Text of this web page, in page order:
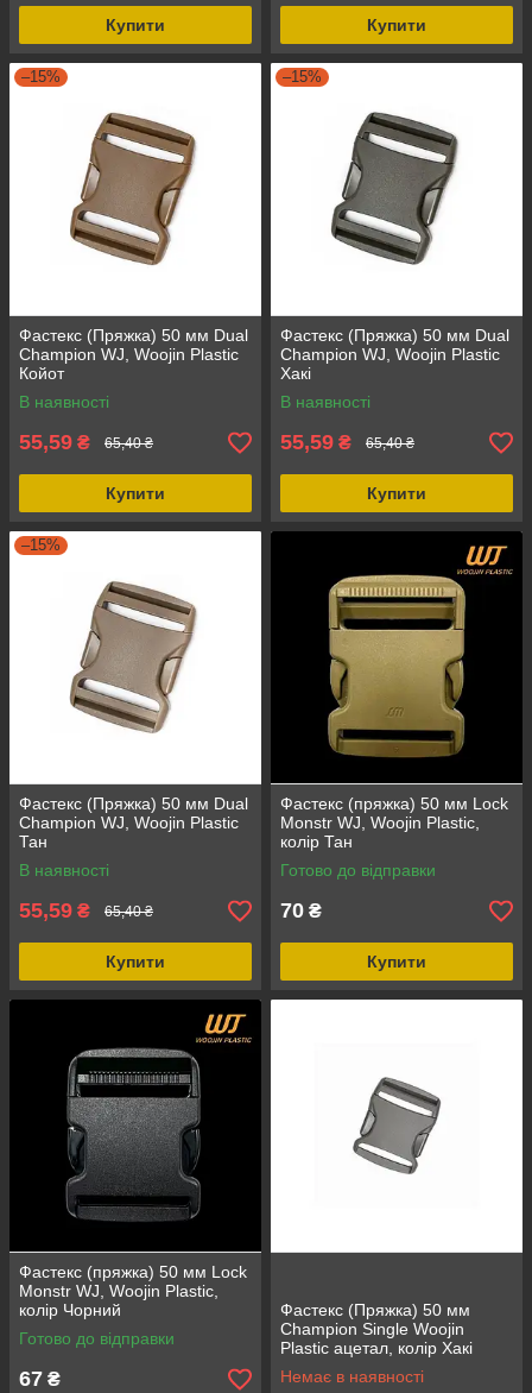
Купити Купити
–15%
Фастекс (Пряжка) 50 мм Dual
Champion WJ, Woojin Plastic
Койот
В наявності
55,59 ₴ 65,40 ₴
Купити
–15%
Фастекс (Пряжка) 50 мм Dual
Champion WJ, Woojin Plastic
Хакі
В наявності
55,59 ₴ 65,40 ₴
Купити
–15%
Фастекс (Пряжка) 50 мм Dual
Champion WJ, Woojin Plastic
Тан
В наявності
55,59 ₴ 65,40 ₴
Купити
Фастекс (пряжка) 50 мм Lock
Monstr WJ, Woojin Plastic,
колір Тан
Готово до відправки
70 ₴
Купити
Фастекс (пряжка) 50 мм Lock
Monstr WJ, Woojin Plastic,
колір Чорний
Готово до відправки
67 ₴
Фастекс (Пряжка) 50 мм
Champion Single Woojin
Plastic ацетал, колір Хакі
Немає в наявності